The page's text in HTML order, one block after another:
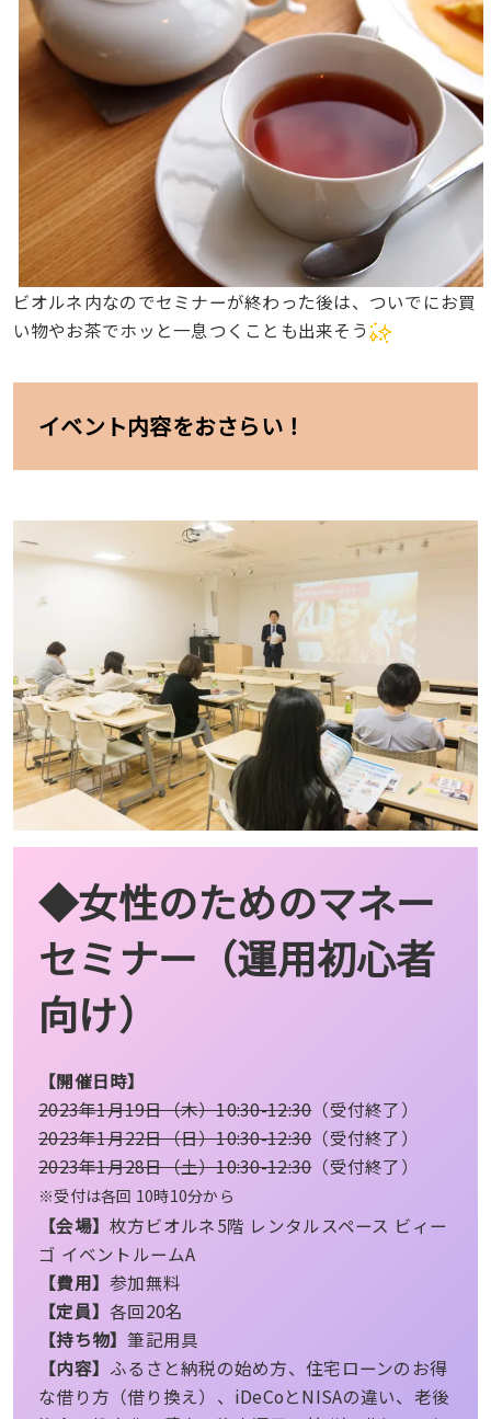
ビオルネ内なのでセミナーが終わった後は、ついでにお買
い物やお茶でホッと一息つくことも出来そう
イベント内容をおさらい！
◆女性のためのマネー
セミナー（運用初心者
向け）
【開催日時】
2023年1月19日（木）10:30-12:30（受付終了）
2023年1月22日（日）10:30-12:30（受付終了）
2023年1月28日（土）10:30-12:30（受付終了）
※受付は各回 10時10分から
【会場】枚方ビオルネ5階 レンタルスペース ビィー
ゴ イベントルームA
【費用】参加無料
【定員】 各回20名
【持ち物】筆記用具
【内容】 ふるさと納税の始め方、住宅ローンのお得
な借り方（借り換え）、iDeCoとNISAの違い、老後